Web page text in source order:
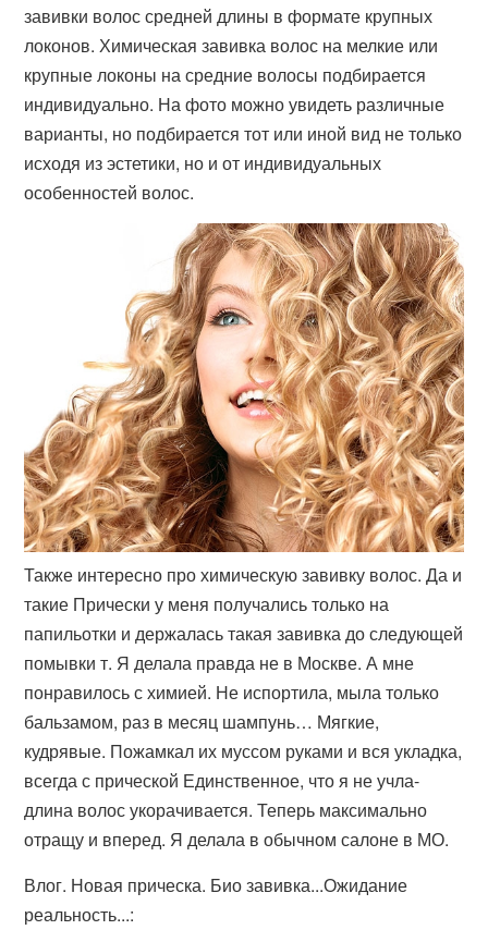
завивки волос средней длины в формате крупных
локонов. Химическая завивка волос на мелкие или
крупные локоны на средние волосы подбирается
индивидуально. На фото можно увидеть различные
варианты, но подбирается тот или иной вид не только
исходя из эстетики, но и от индивидуальных
особенностей волос.
Также интересно про химическую завивку волос. Да и
такие Прически у меня получались только на
папильотки и держалась такая завивка до следующей
помывки т. Я делала правда не в Москве. А мне
понравилось с химией. Не испортила, мыла только
бальзамом, раз в месяц шампунь… Мягкие,
кудрявые. Пожамкал их муссом руками и вся укладка,
всегда с прической Единственное, что я не учла-
длина волос укорачивается. Теперь максимально
отращу и вперед. Я делала в обычном салоне в МО.
Влог. Новая прическа. Био завивка...Ожидание
реальность...: